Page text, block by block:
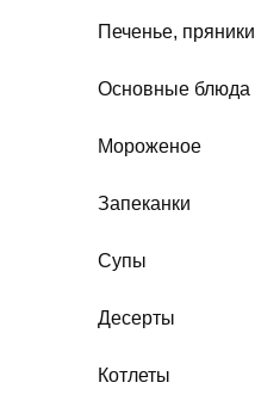
Печенье, пряники
Основные блюда
Мороженое
Запеканки
Супы
Десерты
Котлеты